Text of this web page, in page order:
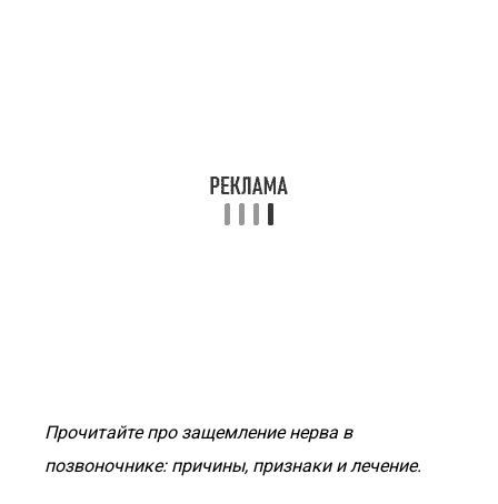
Прочитайте про защемление нерва в
позвоночнике: причины, признаки и лечение.